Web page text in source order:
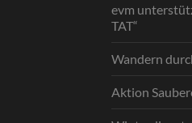
evm
TAT“
Wandern
Aktion